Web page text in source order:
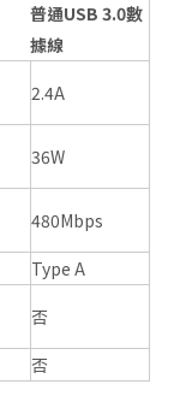
普通USB 3.0數
據線
2.4A
36W
480Mbps
Type A
否
否